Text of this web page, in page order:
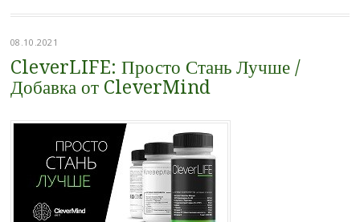
08.10.2021
CleverLIFE: Просто Стань Лучше /
Добавка от CleverMind